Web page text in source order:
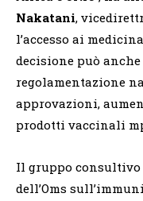
Nakatani,
l’accesso ai
decisione può
regolamentazione
approvazioni,
prodotti vaccinali
Il gruppo consultivo
dell’Oms